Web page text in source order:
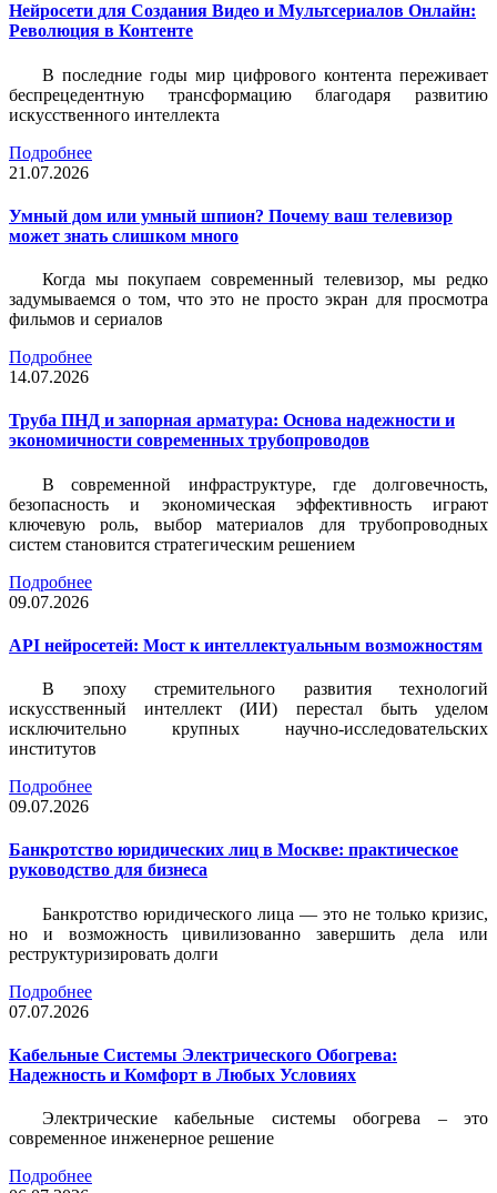
Нейросети для Создания Видео и Мультсериалов Онлайн:
Революция в Контенте
В последние годы мир цифрового контента переживает
беспрецедентную трансформацию благодаря развитию
искусственного интеллекта
Подробнее
21.07.2026
Умный дом или умный шпион? Почему ваш телевизор
может знать слишком много
Когда мы покупаем современный телевизор, мы редко
задумываемся о том, что это не просто экран для просмотра
фильмов и сериалов
Подробнее
14.07.2026
Труба ПНД и запорная арматура: Основа надежности и
экономичности современных трубопроводов
В современной инфраструктуре, где долговечность,
безопасность и экономическая эффективность играют
ключевую роль, выбор материалов для трубопроводных
систем становится стратегическим решением
Подробнее
09.07.2026
API нейросетей: Мост к интеллектуальным возможностям
В эпоху стремительного развития технологий
искусственный интеллект (ИИ) перестал быть уделом
исключительно крупных научно-исследовательских
институтов
Подробнее
09.07.2026
Банкротство юридических лиц в Москве: практическое
руководство для бизнеса
Банкротство юридического лица — это не только кризис,
но и возможность цивилизованно завершить дела или
реструктуризировать долги
Подробнее
07.07.2026
Кабельные Системы Электрического Обогрева:
Надежность и Комфорт в Любых Условиях
Электрические кабельные системы обогрева – это
современное инженерное решение
Подробнее